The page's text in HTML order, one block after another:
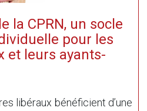
la CPRN, un socle
pour les
et leurs ayants-
libéraux bénéficient d’une